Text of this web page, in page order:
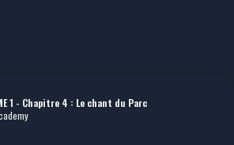
1 - Chapitre 4 : Le chant du Parc